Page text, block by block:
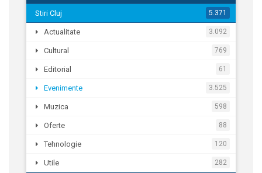
Stiri Cluj 5.371
Actualitate 3.092
Cultural 769
Editorial 61
Evenimente 3.525
Muzica 598
Oferte 88
Tehnologie 120
Utile 282